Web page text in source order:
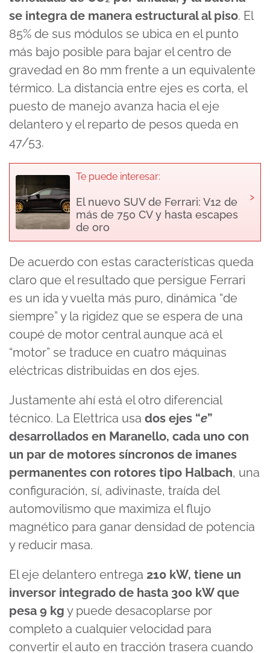
se integra de manera estructural al piso. El
85% de sus módulos se ubica en el punto
más bajo posible para bajar el centro de
gravedad en 80 mm frente a un equivalente
térmico. La distancia entre ejes es corta, el
puesto de manejo avanza hacia el eje
delantero y el reparto de pesos queda en
47/53.
Te puede interesar:
El nuevo SUV de Ferrari: V12 de
más de 750 CV y hasta escapes
de oro
›
De acuerdo con estas características queda
claro que el resultado que persigue Ferrari
es un ida y vuelta más puro, dinámica “de
siempre” y la rigidez que se espera de una
coupé de motor central aunque acá el
“motor” se traduce en cuatro máquinas
eléctricas distribuidas en dos ejes.
Justamente ahí está el otro diferencial
técnico. La Elettrica usa dos ejes “e”
desarrollados en Maranello, cada uno con
un par de motores síncronos de imanes
permanentes con rotores tipo Halbach, una
configuración, sí, adivinaste, traída del
automovilismo que maximiza el flujo
magnético para ganar densidad de potencia
y reducir masa.
El eje delantero entrega 210 kW, tiene un
inversor integrado de hasta 300 kW que
pesa 9 kg y puede desacoplarse por
completo a cualquier velocidad para
convertir el auto en tracción trasera cuando